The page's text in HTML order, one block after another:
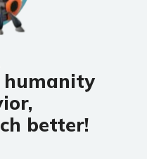
capable d’allier
better!